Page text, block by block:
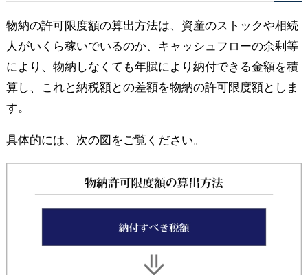
物納の許可限度額の算出方法は、資産のストックや相続
人がいくら稼いでいるのか、キャッシュフローの余剰等
により、物納しなくても年賦により納付できる金額を積
算し、これと納税額との差額を物納の許可限度額としま
す。
具体的には、次の図をご覧ください。